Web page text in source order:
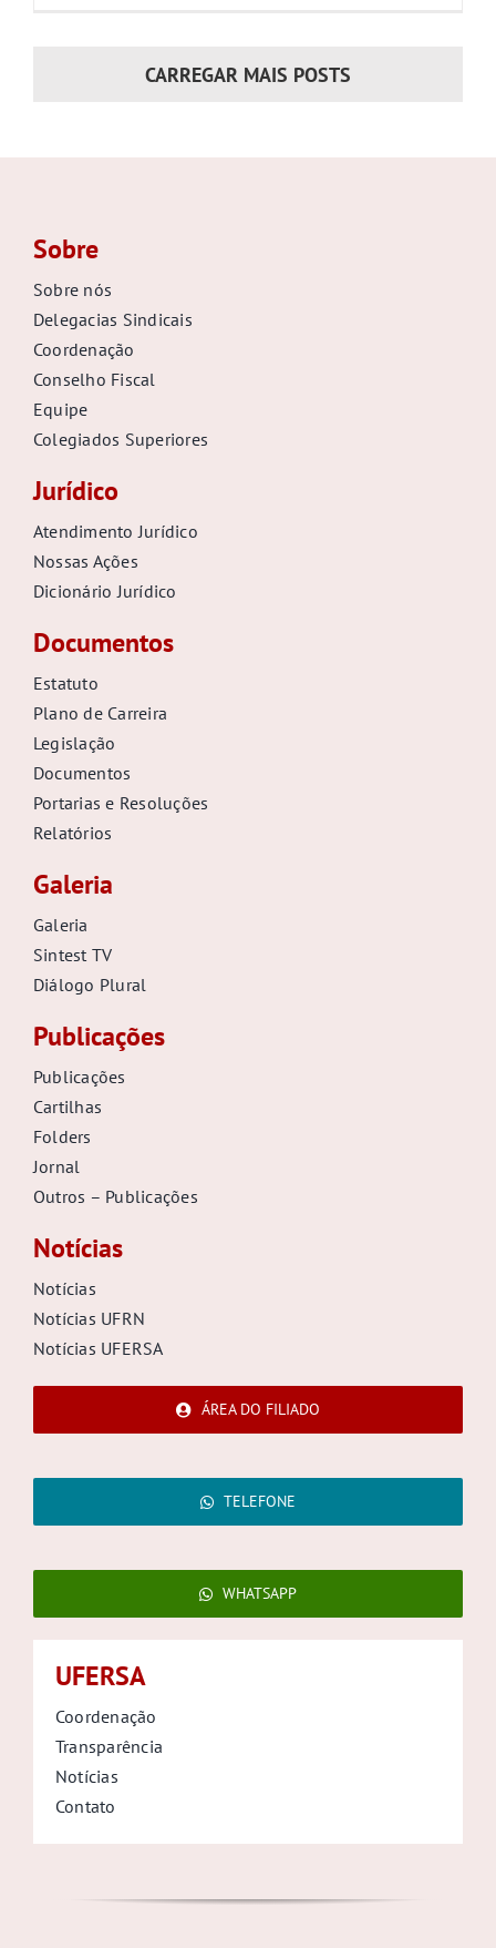
CARREGAR MAIS POSTS
Sobre
Sobre nós
Delegacias Sindicais
Coordenação
Conselho Fiscal
Equipe
Colegiados Superiores
Jurídico
Atendimento Jurídico
Nossas Ações
Dicionário Jurídico
Documentos
Estatuto
Plano de Carreira
Legislação
Documentos
Portarias e Resoluções
Relatórios
Galeria
Galeria
Sintest TV
Diálogo Plural
Publicações
Publicações
Cartilhas
Folders
Jornal
Outros – Publicações
Notícias
Notícias
Notícias UFRN
Notícias UFERSA
ÁREA DO FILIADO
TELEFONE
WHATSAPP
UFERSA
Coordenação
Transparência
Notícias
Contato